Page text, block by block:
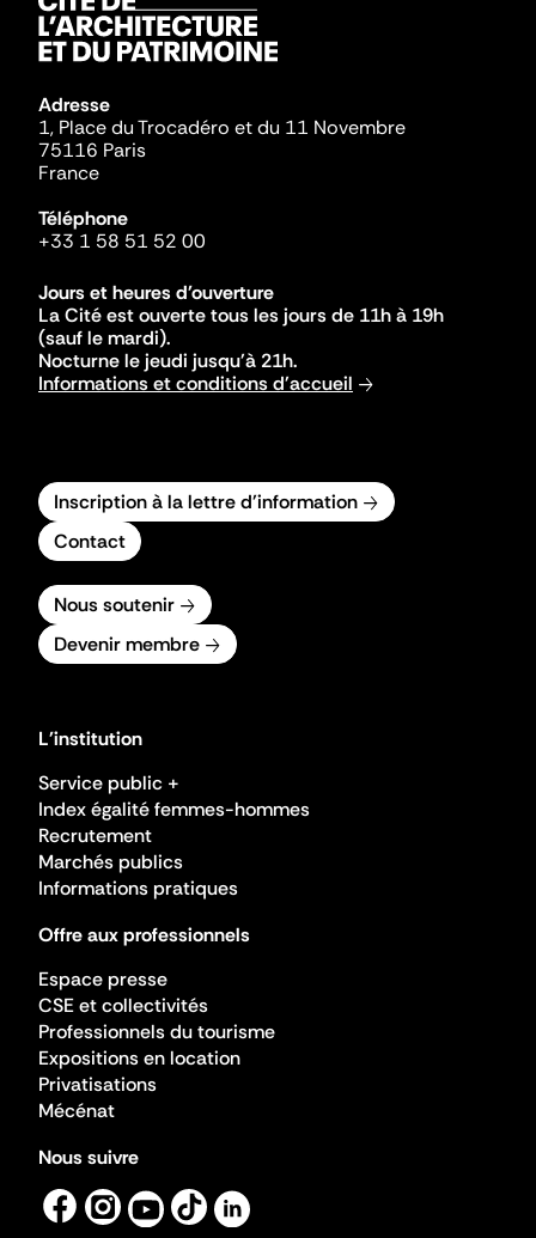
Adresse
1, Place du Trocadéro et du 11 Novembre
75116 Paris
France
Téléphone
+33 1 58 51 52 00
Jours et heures d'ouverture
La Cité est ouverte tous les jours de 11h à 19h
(sauf le mardi).
Nocturne le jeudi jusqu'à 21h.
Informations et conditions d'accueil
Inscription à la lettre d'information
Contact
Nous soutenir
Devenir membre
L'institution
Service public +
Index égalité femmes-hommes
Recrutement
Marchés publics
Informations pratiques
Offre aux professionnels
Espace presse
CSE et collectivités
Professionnels du tourisme
Expositions en location
Privatisations
Mécénat
Nous suivre